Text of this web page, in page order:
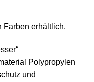
Farben erhältlich.
Polypropylen
und